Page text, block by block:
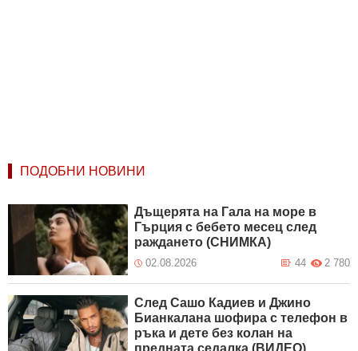
ПОДОБНИ НОВИНИ
Дъщерята на Гала на море в
Гърция с бебето месец след
раждането (СНИМКА)
02.08.2026 2 780
44
След Сашо Кадиев и Джино
Бианкалана шофира с телефон в
ръка и дете без колан на
предната седалка (ВИДЕО)